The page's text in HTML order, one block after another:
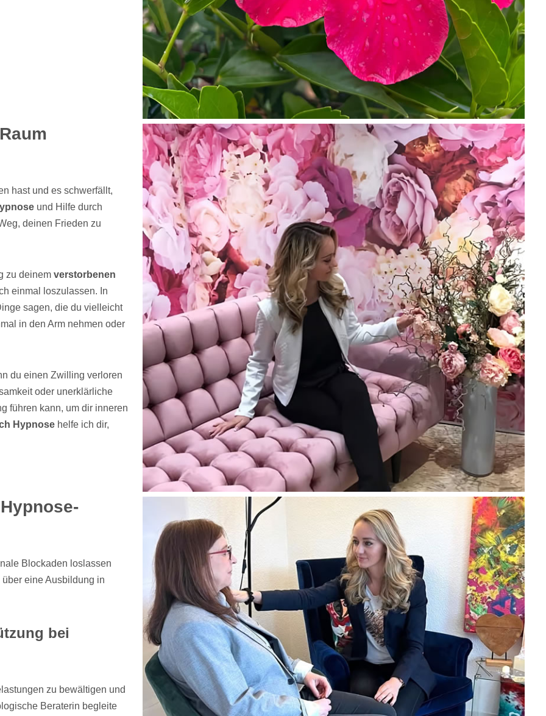
hast und es schwerfällt,
und Hilfe durch
deinen Frieden zu
zu deinem verstorbenen
einmal loszulassen. In
sagen, die du vielleicht
in den Arm nehmen oder
du einen Zwilling verloren
oder unerklärliche
führen kann, um dir inneren
Hypnose helfe ich dir,
Blockaden loslassen
eine Ausbildung in
bei
zu bewältigen und
Beraterin begleite